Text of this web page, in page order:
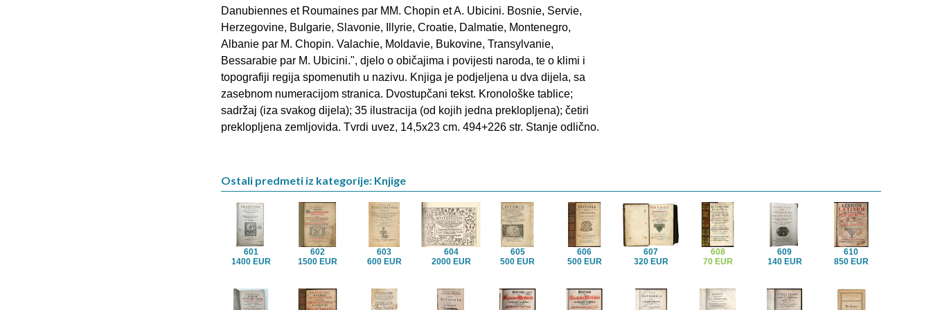
Danubiennes et Roumaines par MM. Chopin et A. Ubicini. Bosnie, Servie,
Herzegovine, Bulgarie, Slavonie, Illyrie, Croatie, Dalmatie, Montenegro,
Albanie par M. Chopin. Valachie, Moldavie, Bukovine, Transylvanie,
Bessarabie par M. Ubicini.", djelo o običajima i povijesti naroda, te o klimi i
topografiji regija spomenutih u nazivu. Knjiga je podjeljena u dva dijela, sa
zasebnom numeracijom stranica. Dvostupčani tekst. Kronološke tablice;
sadržaj (iza svakog dijela); 35 ilustracija (od kojih jedna preklopljena); četiri
preklopljena zemljovida. Tvrdi uvez, 14,5x23 cm. 494+226 str. Stanje odlično.
Ostali predmeti iz kategorije: Knjige
601
1400 EUR
602
1500 EUR
603
600 EUR
604
2000 EUR
605
500 EUR
606
500 EUR
607
320 EUR
608
70 EUR
609
140 EUR
610
850 EUR